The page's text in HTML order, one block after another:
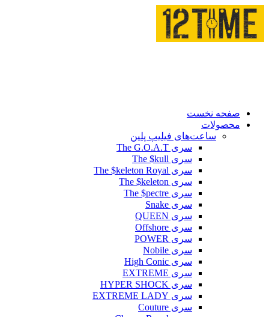
صفحه نخست
محصولات
ساعت‌های فیلیپ پلین
سری The G.O.A.T
سری The $kull
سری The $keleton Royal
سری The $keleton
سری The $pectre
سری Snake
سری QUEEN
سری Offshore
سری POWER
سری Nobile
سری High Conic
سری EXTREME
سری HYPER SHOCK
سری EXTREME LADY
سری Couture